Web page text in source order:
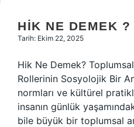
HIK NE DEMEK ?
Tarih: Ekim 22, 2025
Hik Ne Demek?
Rollerinin Sosyolojik Bir
normları ve kültürel
insanın günlük
bile büyük bir toplumsal